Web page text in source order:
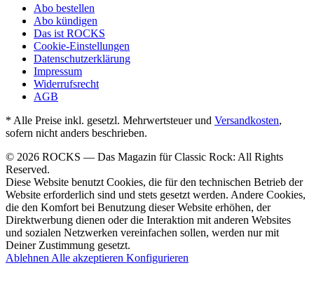
Abo bestellen
Abo kündigen
Das ist ROCKS
Cookie-Einstellungen
Datenschutzerklärung
Impressum
Widerrufsrecht
AGB
* Alle Preise inkl. gesetzl. Mehrwertsteuer und Versandkosten,
sofern nicht anders beschrieben.
© 2026 ROCKS — Das Magazin für Classic Rock: All Rights
Reserved.
Diese Website benutzt Cookies, die für den technischen Betrieb der
Website erforderlich sind und stets gesetzt werden. Andere Cookies,
die den Komfort bei Benutzung dieser Website erhöhen, der
Direktwerbung dienen oder die Interaktion mit anderen Websites
und sozialen Netzwerken vereinfachen sollen, werden nur mit
Deiner Zustimmung gesetzt.
Ablehnen Alle akzeptieren Konfigurieren